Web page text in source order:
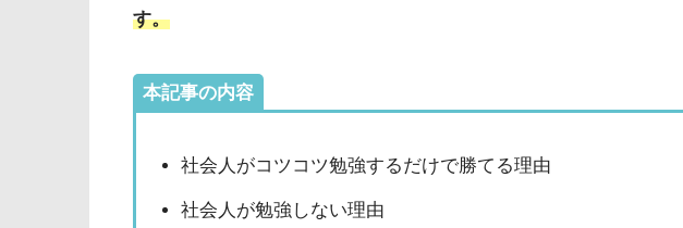
す。
本記事の内容
社会人がコツコツ勉強するだけで勝てる理由
社会人が勉強しない理由